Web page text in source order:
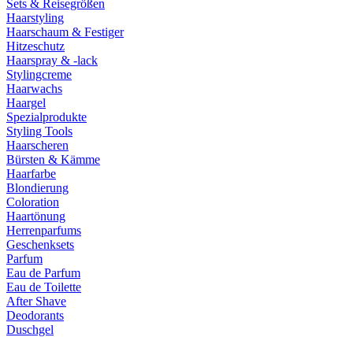
Sets & Reisegrößen
Haarstyling
Haarschaum & Festiger
Hitzeschutz
Haarspray & -lack
Stylingcreme
Haarwachs
Haargel
Spezialprodukte
Styling Tools
Haarscheren
Bürsten & Kämme
Haarfarbe
Blondierung
Coloration
Haartönung
Herrenparfums
Geschenksets
Parfum
Eau de Parfum
Eau de Toilette
After Shave
Deodorants
Duschgel